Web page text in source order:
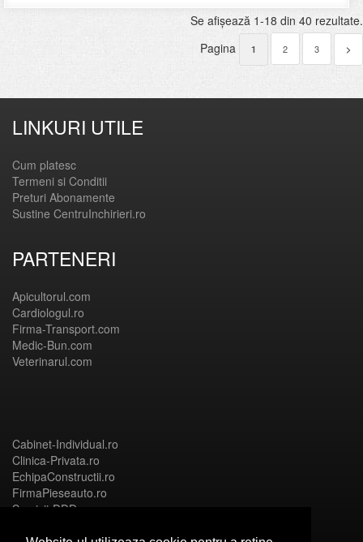
Se afişează 1-18 din 40 rezultate.
Pagina
1 2 3 >
LINKURI UTILE
Cum platesc
Termeni si Conditii
Preturi Abonamente
Sustine CentruInchirieri.ro
PARTENERI
Apicultorul.com
Cardiologul.ro
Firma-Transport.com
Medic-Bun.com
Veterinarul.com
Cabinet-Individual.ro
Clinica-Privata.ro
EchipaConstructii.ro
FirmaPieseauto.ro
Servicii-DDD.com